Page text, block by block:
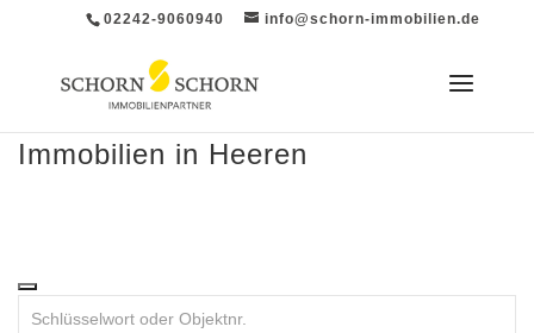
02242-9060940 info@schorn-immobilien.de
Immobilien in Heeren